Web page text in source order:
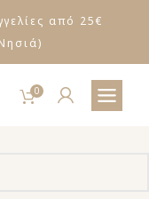
από 25€
0